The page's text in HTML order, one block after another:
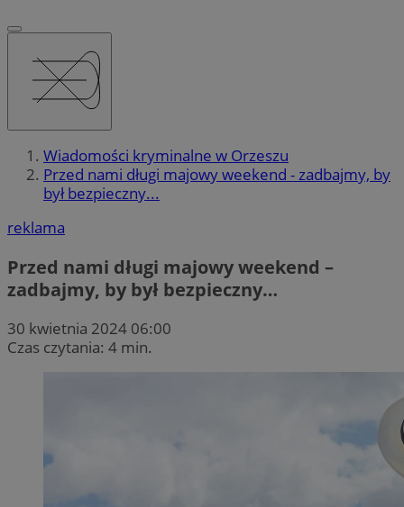
Wiadomości kryminalne w Orzeszu
Przed nami długi majowy weekend - zadbajmy, by
był bezpieczny...
reklama
Przed nami długi majowy weekend –
zadbajmy, by był bezpieczny…
30 kwietnia 2024 06:00
Czas czytania: 4 min.